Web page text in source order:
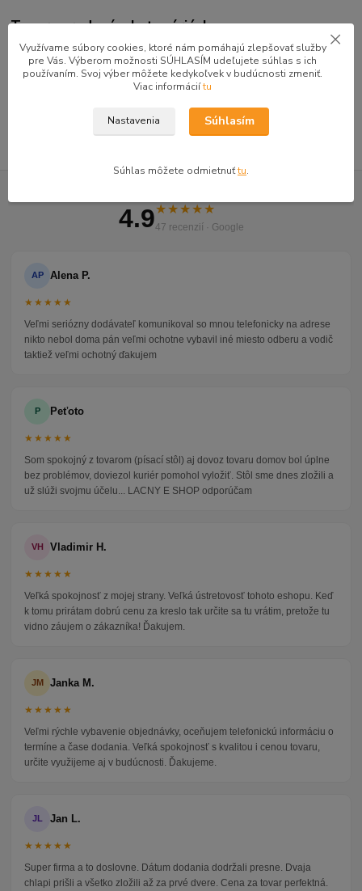
Tovar zaradený v kategóriách
Kuchyňa a jedáleň
Kuchynské linky
Kuchyne voliteľné zostavy REA
GOOGLE RECENZIE ZÁKAZNÍKOV
4.9★★★★★
47 recenzií · Google
AP Alena P.
★★★★★
Veľmi seriózny dodávateľ komunikoval so mnou telefonicky na adrese
nikto nebol doma pán veľmi ochotne vybavil iné miesto odberu a vodič
taktiež veľmi ochotný ďakujem
P Peťoto
★★★★★
Som spokojný z tovarom (písací stôl) aj dovoz tovaru domov bol úplne
bez problémov, doviezol kuriér pomohol vyložiť. Stôl sme dnes zložili a
už slúži svojmu účelu... LACNY E SHOP odporúčam
VH Vladimir H.
★★★★★
Veľká spokojnosť z mojej strany. Veľká ústretovosť tohoto eshopu. Keď
k tomu prirátam dobrú cenu za kreslo tak určite sa tu vrátim, pretože tu
vidno záujem o zákazníka! Ďakujem.
JM Janka M.
★★★★★
Veľmi rýchle vybavenie objednávky, oceňujem telefonickú informáciu o
termíne a čase dodania. Veľká spokojnosť s kvalitou i cenou tovaru,
určite využijeme aj v budúcnosti. Ďakujeme.
JL Jan L.
★★★★★
Super firma a to doslovne. Dátum dodania dodržali presne. Dvaja
chlapi prišli a všetko zložili až za prvé dvere. Cena za tovar perfektná.
Využívame súbory cookies, ktoré nám pomáhajú zlepšovať služby
pre Vás. Výberom možnosti SÚHLASÍM udeľujete súhlas s ich
používaním. Svoj výber môžete kedykoľvek v budúcnosti zmeniť.
Viac informáciítu
Nastavenia Súhlasím
Súhlas môžete odmietnuťtu.